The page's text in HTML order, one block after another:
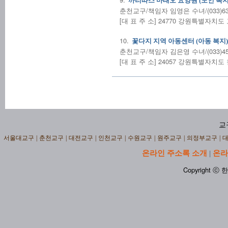
춘천교구/책임자 임영은 수녀/
[대 표 주 소] 24770 강원특별자치도
10. 꽃다지 지역 아동센터 (아동 복지)
춘천교구/책임자 김은영 수녀/
[대 표 주 소] 24057 강원특별자치도
교
서울대교구 춘천교구 대전교구 인천교구 수원교구 원주교구 의정부교구
온라인 주소록 소개 | 온
Copyright ⓒ